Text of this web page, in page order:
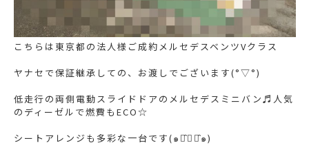
こちらは東京都の法人様ご成約メルセデスベンツVクラス
ヤナセで保証継承しての、お渡しでございます(°▽°)
低走行の両側電動スライドドアのメルセデスミニバン♬人気
のディーゼルで燃費もECO☆
シートアレンジも多彩な一台です(๑･̑◡･̑๑)